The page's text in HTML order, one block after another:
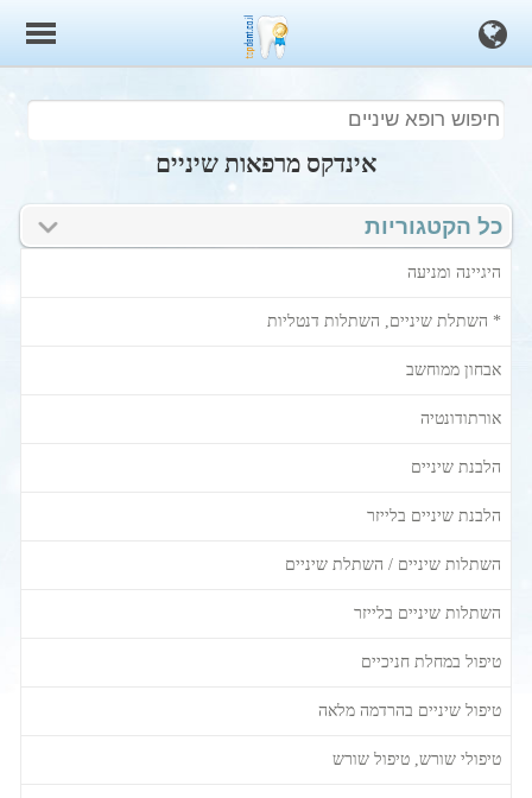
אינדקס מרפאות שיניים
כל הקטגוריות
היגיינה ומניעה
* השתלת שיניים, השתלות דנטליות
אבחון ממוחשב
אורתודונטיה
הלבנת שיניים
הלבנת שיניים בלייזר
השתלות שיניים / השתלת שיניים
השתלות שיניים בלייזר
טיפול במחלת חניכיים
טיפול שיניים בהרדמה מלאה
טיפולי שורש, טיפול שורש